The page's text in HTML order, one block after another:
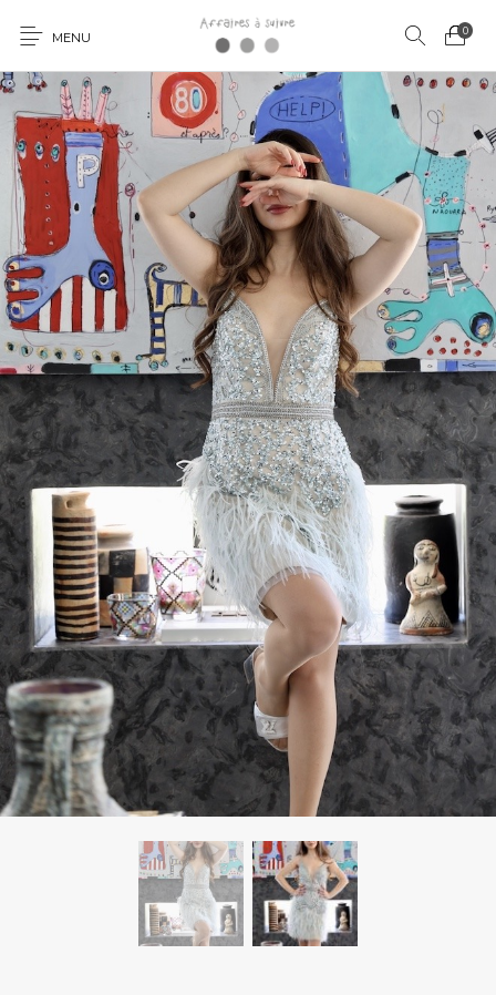
MENU 0